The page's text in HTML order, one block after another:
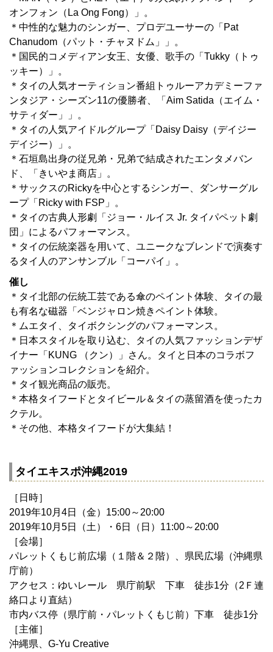
オンフォン（La Ong Fong）」。
＊中性的な魅力のシンガー、プロデユーサーの「Pat
Chanudom（パット・チャヌドム」」。
＊国民的コメディアン女王、女優、歌手の「Tukky（トゥ
ッキー）」。
＊タイの人気オーティション番組トゥルーアカデミーファ
ンタジア・シーズン11の優勝者、「Aim Satida（エイム・
サティダー」」。
＊タイの人気アイドルグループ「Daisy Daisy（デイジー
デイジー）」。
＊石垣島出身の従兄弟・兄弟で結成されたエンタメバン
ド、「きいやま商店」。
＊サックスのRickyを中心とするシンガー、ダンサーグル
ープ「Ricky with FSP」。
＊タイの古典人形劇「ジョー・ルイス Jr. タイパペット劇
団」によるパフォーマンス。
＊タイの伝統楽器を用いて、ユニークなブレンドで演奏す
るタイ人のアンサンブル「コーパイ」。
催し
＊タイ北部の伝統工芸である傘のペイント体験、タイの最
も有名な磁器「ベンジャロン焼きペイント体験。
＊ムエタイ、タイボクシングのパフォーマンス。
＊日本スタイルを取り込む、タイの人気ファッションデザ
イナー「KUNG （クン）」さん。タイと日本のコラボフ
ァッションコレクションを紹介。
＊タイ観光商品の販売。
＊本格タイフードとタイビール＆タイの蒸留酒を使ったカ
クテル。
＊その他、本格タイフードが大集結！
タイエキスポ沖縄2019
［日時］
2019年10月4日（金）15:00～20:00
2019年10月5日（土）・6日（日）11:00～20:00
［会場］
パレットくもじ前広場（１階＆２階）、県民広場（沖縄県
庁前）
アクセス：ゆいレール 県庁前駅 下車 徒歩1分（2Ｆ連
絡口より直結）
市内バス停（県庁前・パレットくもじ前）下車 徒歩1分
［主催］
沖縄県、G-Yu Creative